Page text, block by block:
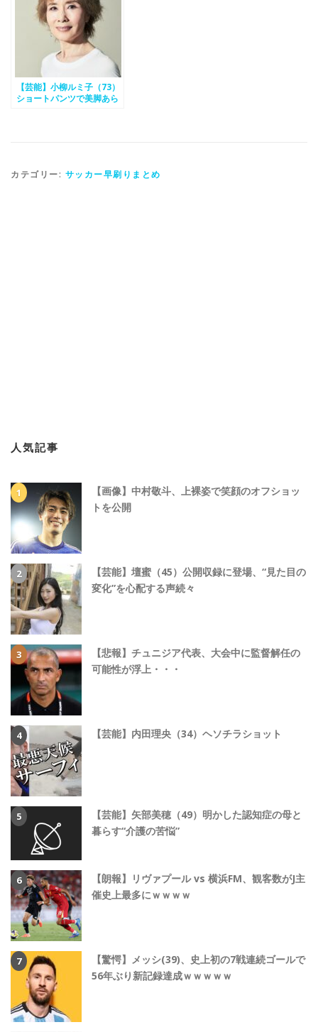
【芸能】小柳ルミ子（73）
ショートパンツで美脚あら
カテゴリー: サッカー早刷りまとめ
人気記事
【画像】中村敬斗、上裸姿で笑顔のオフショッ
トを公開
【芸能】壇蜜（45）公開収録に登場、“見た目の
変化”を心配する声続々
【悲報】チュニジア代表、大会中に監督解任の
可能性が浮上・・・
【芸能】内田理央（34）ヘソチラショット
【芸能】矢部美穂（49）明かした認知症の母と
暮らす“介護の苦悩”
【朗報】リヴァプール vs 横浜FM、観客数がJ主
催史上最多にｗｗｗｗ
【驚愕】メッシ(39)、史上初の7戦連続ゴールで
56年ぶり新記録達成ｗｗｗｗｗ